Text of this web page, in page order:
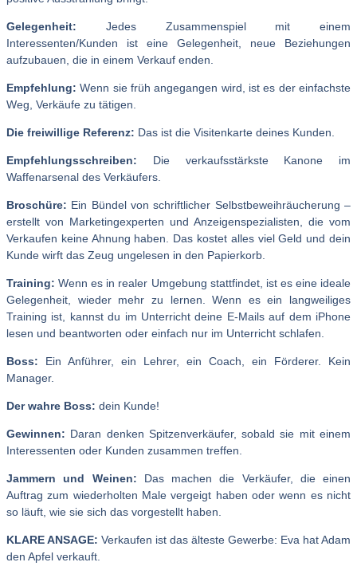
Gelegenheit: Jedes Zusammenspiel mit einem
Interessenten/Kunden ist eine Gelegenheit, neue Beziehungen
aufzubauen, die in einem Verkauf enden.
Empfehlung: Wenn sie früh angegangen wird, ist es der einfachste
Weg, Verkäufe zu tätigen.
Die freiwillige Referenz: Das ist die Visitenkarte deines Kunden.
Empfehlungsschreiben: Die verkaufsstärkste Kanone im
Waffenarsenal des Verkäufers.
Broschüre: Ein Bündel von schriftlicher Selbstbeweihräucherung –
erstellt von Marketingexperten und Anzeigenspezialisten, die vom
Verkaufen keine Ahnung haben. Das kostet alles viel Geld und dein
Kunde wirft das Zeug ungelesen in den Papierkorb.
Training: Wenn es in realer Umgebung stattfindet, ist es eine ideale
Gelegenheit, wieder mehr zu lernen. Wenn es ein langweiliges
Training ist, kannst du im Unterricht deine E-Mails auf dem iPhone
lesen und beantworten oder einfach nur im Unterricht schlafen.
Boss: Ein Anführer, ein Lehrer, ein Coach, ein Förderer. Kein
Manager.
Der wahre Boss: dein Kunde!
Gewinnen: Daran denken Spitzenverkäufer, sobald sie mit einem
Interessenten oder Kunden zusammen treffen.
Jammern und Weinen: Das machen die Verkäufer, die einen
Auftrag zum wiederholten Male vergeigt haben oder wenn es nicht
so läuft, wie sie sich das vorgestellt haben.
KLARE ANSAGE: Verkaufen ist das älteste Gewerbe: Eva hat Adam
den Apfel verkauft.